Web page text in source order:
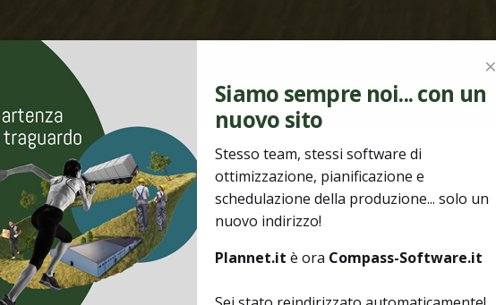
×
Siamo sempre noi... con un
nuovo sito
Stesso team, stessi software di
ottimizzazione, pianificazione e
schedulazione della produzione... solo un
nuovo indirizzo!
Plannet.it è ora Compass-Software.it